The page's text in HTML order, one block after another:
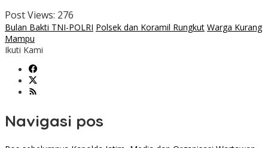
Post Views: 276
Bulan Bakti TNI-POLRI Polsek dan Koramil Rungkut Warga Kurang
Mampu
Ikuti Kami
Navigasi pos